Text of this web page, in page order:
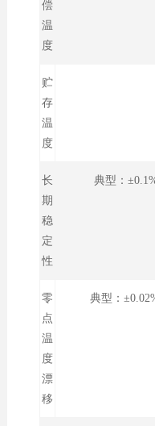
偿
温
度
贮
存
温
度
长
期
稳
定
性
典型：
零
点
温
度
漂
移
典型：